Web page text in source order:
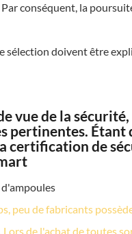
conséquent, la
sélection doivent être
vue de la
pertinentes. Étant
certification de
peu de fabricants
de l'achat de toutes